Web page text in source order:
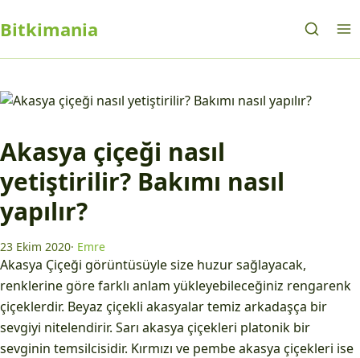
Bitkimania
Akasya çiçeği nasıl
yetiştirilir? Bakımı nasıl
yapılır?
23 Ekim 2020· Emre
Akasya Çiçeği görüntüsüyle size huzur sağlayacak,
renklerine göre farklı anlam yükleyebileceğiniz rengarenk
çiçeklerdir. Beyaz çiçekli akasyalar temiz arkadaşça bir
sevgiyi nitelendirir. Sarı akasya çiçekleri platonik bir
sevginin temsilcisidir. Kırmızı ve pembe akasya çiçekleri ise